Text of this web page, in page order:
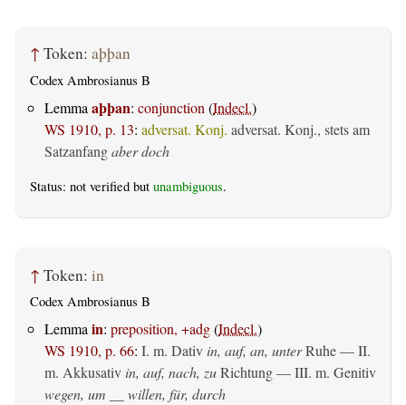
↑ Token: aþþan
Codex Ambrosianus B
Lemma aþþan: conjunction (Indecl.)
WS 1910, p. 13: adversat. Konj. adversat. Konj., stets am
Satzanfangaber doch
Status: not verified but unambiguous.
↑ Token: in
Codex Ambrosianus B
Lemmain: preposition, +adg(Indecl.)
WS 1910, p. 66: I. m. Dativ in, auf, an, unterRuhe — II.
m. Akkusativ in, auf, nach, zuRichtung — III. m. Genitiv
wegen, um __ willen, für, durch